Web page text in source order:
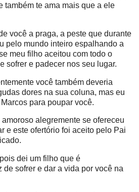
também te ama mais que a ele
você a praga, a peste que durante
pelo mundo inteiro espalhando a
meu filho aceitou com todo o
sofrer e padecer nos seu lugar.
você também deveria
dores na sua coluna, mas eu
para poupar você.
alegremente se ofereceu
e este ofertório foi aceito pelo Pai
dei um filho que é
sofrer e dar a vida por você na